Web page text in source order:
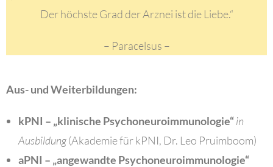
Der höchste Grad der Arznei ist die Liebe.“
– Paracelsus –
Aus- und Weiterbildungen:
kPNI – „klinische Psychoneuroimmunologie“in
Ausbildung(Akademie für kPNI, Dr. Leo Pruimboom)
aPNI – „angewandte Psychoneuroimmunologie“